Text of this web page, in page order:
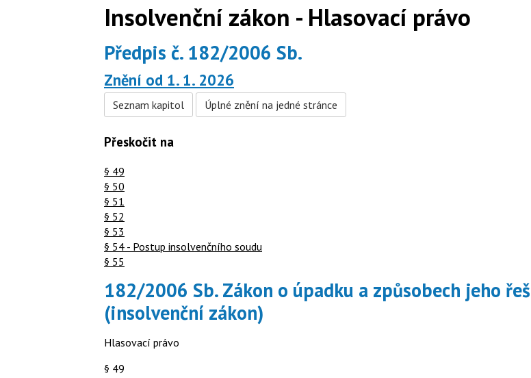
Insolvenční zákon - Hlasovací právo
Předpis č. 182/2006 Sb.
Znění od 1. 1. 2026
Seznam kapitol Úplné znění na jedné stránce
Přeskočit na
§ 49
§ 50
§ 51
§ 52
§ 53
§ 54 - Postup insolvenčního soudu
§ 55
182/2006 Sb. Zákon o úpadku a způsobech jeho
(insolvenční zákon)
Hlasovací právo
§ 49